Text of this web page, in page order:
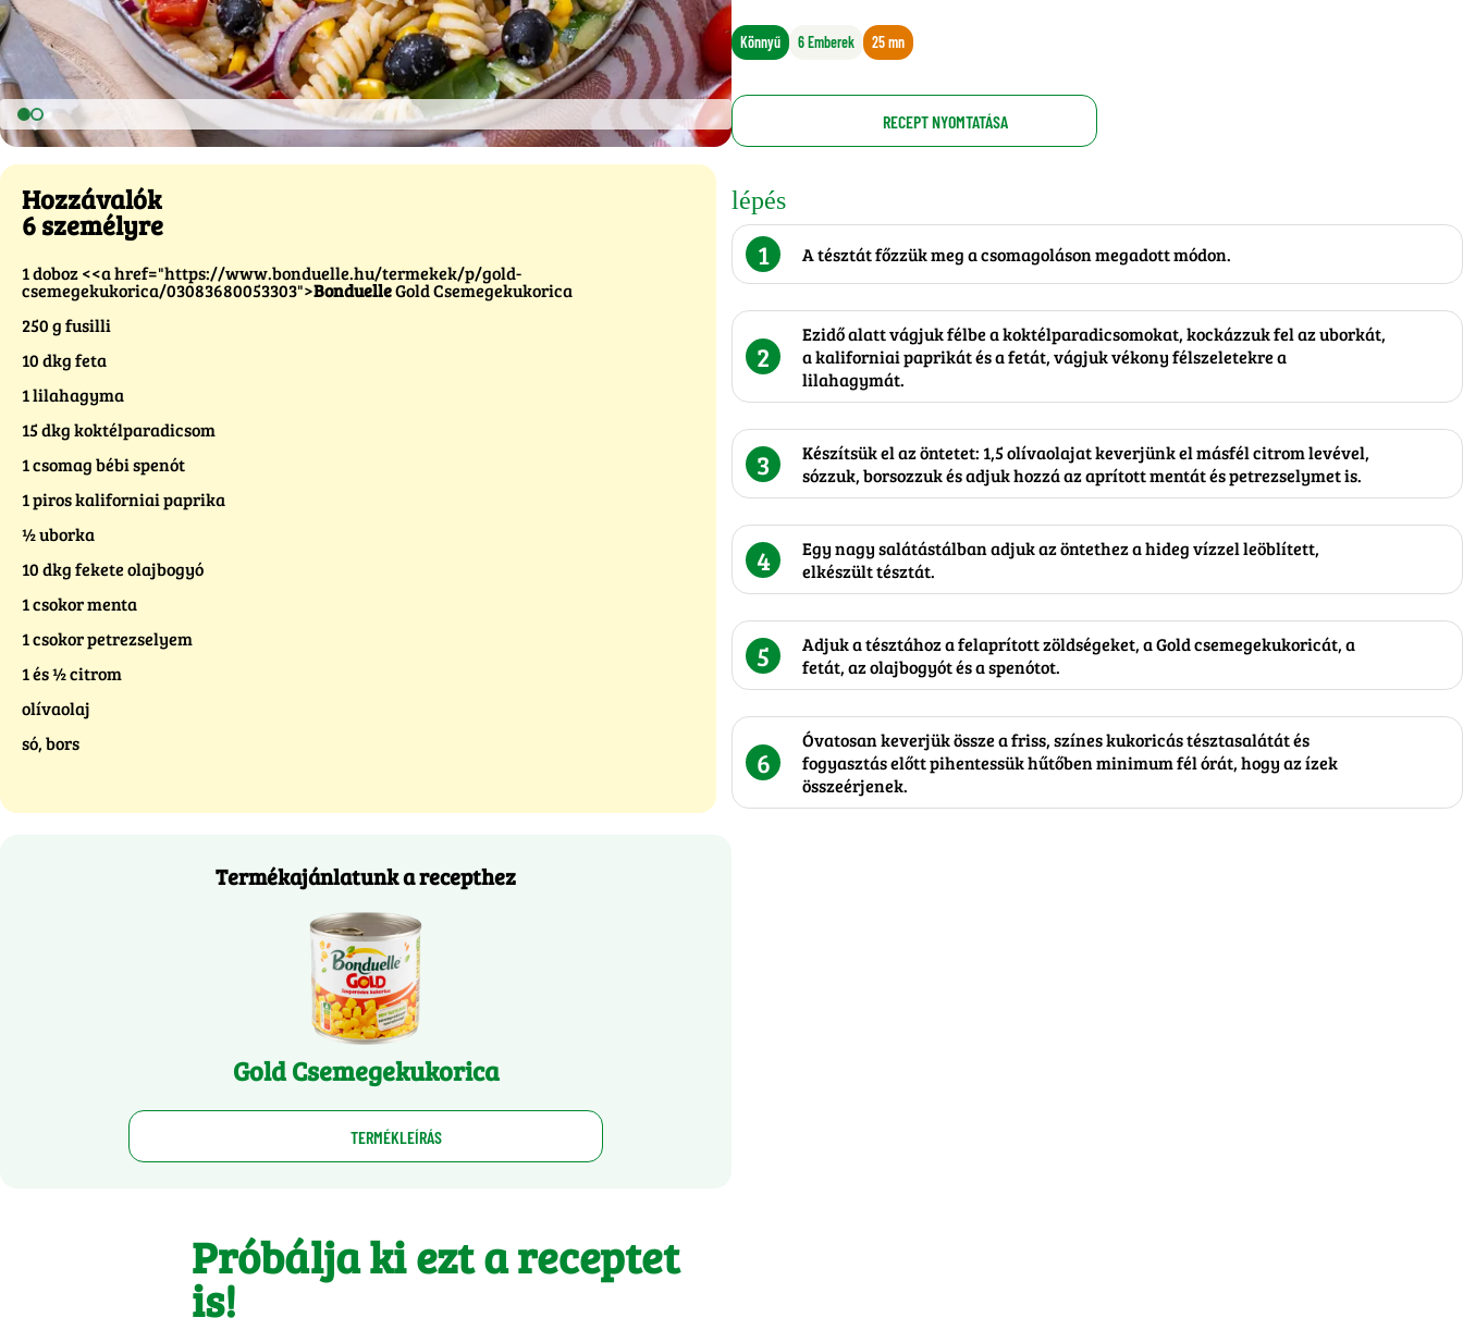
Könnyű 6 Emberek 25 mn
RECEPT NYOMTATÁSA
Hozzávalók
6 személyre
1 doboz <<a href="https://www.bonduelle.hu/termekek/p/gold-
csemegekukorica/03083680053303">BonduelleGold Csemegekukorica
250 g fusilli
10 dkg feta
1 lilahagyma
15 dkg koktélparadicsom
1 csomag bébi spenót
1 piros kaliforniai paprika
½ uborka
10 dkg fekete olajbogyó
1 csokor menta
1 csokor petrezselyem
1 és ½ citrom
olívaolaj
só, bors
Termékajánlatunk a recepthez
Gold Csemegekukorica
TERMÉKLEÍRÁS
lépés
1 A tésztát főzzük meg a csomagoláson megadott módon.
2
Ezidő alatt vágjuk félbe a koktélparadicsomokat, kockázzuk fel az uborkát,
a kaliforniai paprikát és a fetát, vágjuk vékony félszeletekre a
lilahagymát.
3
Készítsük el az öntetet: 1,5 olívaolajat keverjünk el másfél citrom levével,
sózzuk, borsozzuk és adjuk hozzá az aprított mentát és petrezselymet is.
4
Egy nagy salátástálban adjuk az öntethez a hideg vízzel leöblített,
elkészült tésztát.
5
Adjuk a tésztához a felaprított zöldségeket, a Gold csemegekukoricát, a
fetát, az olajbogyót és a spenótot.
6
Óvatosan keverjük össze a friss, színes kukoricás tésztasalátát és
fogyasztás előtt pihentessük hűtőben minimum fél órát, hogy az ízek
összeérjenek.
Próbálja ki ezt a receptet
is!